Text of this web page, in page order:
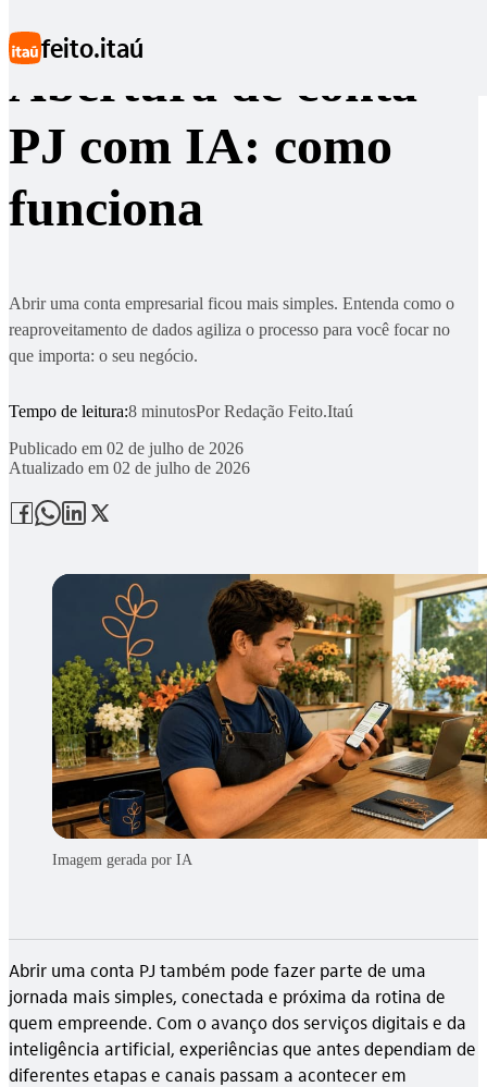
feito.itaú
Abertura de conta
PJ com IA: como
funciona
Abrir uma conta empresarial ficou mais simples. Entenda como o
reaproveitamento de dados agiliza o processo para você focar no
que importa: o seu negócio.
Tempo de leitura:8 minutosPorRedação Feito.Itaú
Publicado em 02 de julho de 2026
Atualizado em 02 de julho de 2026
Imagem gerada por IA
Abrir uma conta PJ também pode fazer parte de uma
jornada mais simples, conectada e próxima da rotina de
quem empreende. Com o avanço dos serviços digitais e da
inteligência artificial, experiências que antes dependiam de
diferentes etapas e canais passam a acontecer em